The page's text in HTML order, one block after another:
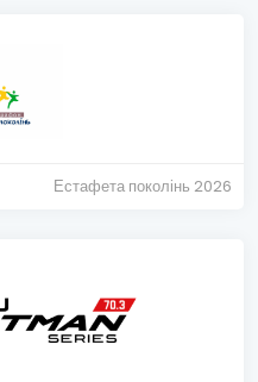
Естафета поколінь 2026